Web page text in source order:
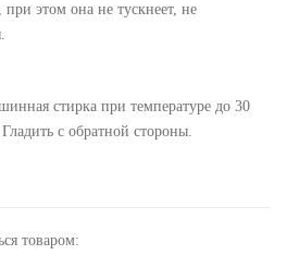
при этом она не тускнеет, не
стирка при температуре до 30
с обратной стороны.
товаром: